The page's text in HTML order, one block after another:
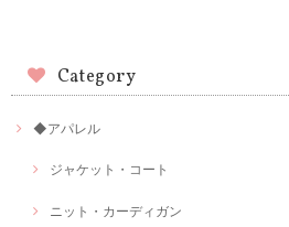
Category
◆アパレル
ジャケット・コート
ニット・カーディガン